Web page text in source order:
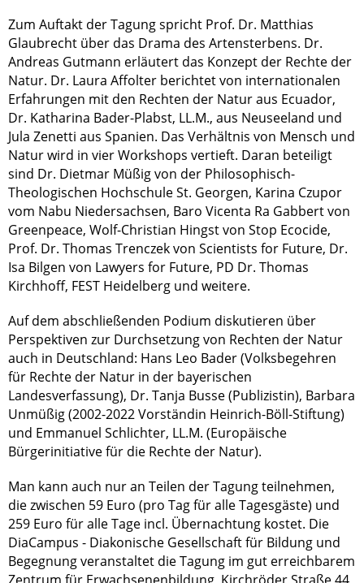
Zum Auftakt der Tagung spricht Prof. Dr. Matthias
Glaubrecht über das Drama des Artensterbens. Dr.
Andreas Gutmann erläutert das Konzept der Rechte der
Natur. Dr. Laura Affolter berichtet von internationalen
Erfahrungen mit den Rechten der Natur aus Ecuador,
Dr. Katharina Bader-Plabst, LL.M., aus Neuseeland und
Jula Zenetti aus Spanien. Das Verhältnis von Mensch und
Natur wird in vier Workshops vertieft. Daran beteiligt
sind Dr. Dietmar Müßig von der Philosophisch-
Theologischen Hochschule St. Georgen, Karina Czupor
vom Nabu Niedersachsen, Baro Vicenta Ra Gabbert von
Greenpeace, Wolf-Christian Hingst von Stop Ecocide,
Prof. Dr. Thomas Trenczek von Scientists for Future, Dr.
Isa Bilgen von Lawyers for Future, PD Dr. Thomas
Kirchhoff, FEST Heidelberg und weitere.
Auf dem abschließenden Podium diskutieren über
Perspektiven zur Durchsetzung von Rechten der Natur
auch in Deutschland: Hans Leo Bader (Volksbegehren
für Rechte der Natur in der bayerischen
Landesverfassung), Dr. Tanja Busse (Publizistin), Barbara
Unmüßig (2002-2022 Vorständin Heinrich-Böll-Stiftung)
und Emmanuel Schlichter, LL.M. (Europäische
Bürgerinitiative für die Rechte der Natur).
Man kann auch nur an Teilen der Tagung teilnehmen,
die zwischen 59 Euro (pro Tag für alle Tagesgäste) und
259 Euro für alle Tage incl. Übernachtung kostet. Die
DiaCampus - Diakonische Gesellschaft für Bildung und
Begegnung veranstaltet die Tagung im gut erreichbarem